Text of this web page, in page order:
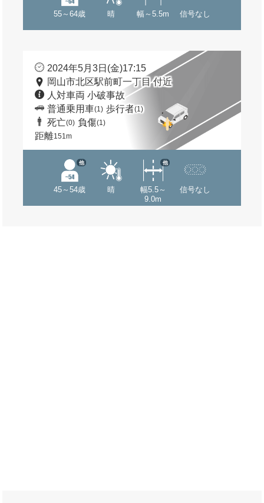
55～64歳 晴 幅～5.5m 信号なし
2024年5月3日(金)17:15
岡山市北区駅前町一丁目 付近
人対車両 小破事故
普通乗用車(1) 歩行者(1)
死亡(0) 負傷(1)
距離151m
45～54歳
他
晴
幅5.5～
9.0m
他
信号なし